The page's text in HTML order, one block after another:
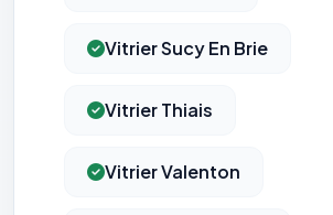
Vitrier Sucy En Brie
Vitrier Thiais
Vitrier Valenton